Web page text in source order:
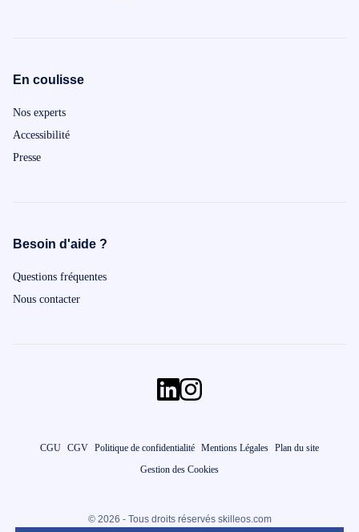
En coulisse
Nos experts
Accessibilité
Presse
Besoin d'aide ?
Questions fréquentes
Nous contacter
CGU CGV Politique de confidentialité Mentions Légales Plan du site
Gestion des Cookies
© 2026 - Tous droits réservés skilleos.com